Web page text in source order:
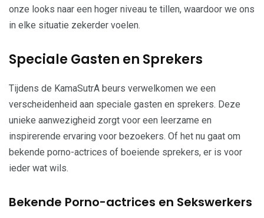
onze looks naar een hoger niveau te tillen, waardoor we ons
in elke situatie zekerder voelen.
Speciale Gasten en Sprekers
Tijdens de KamaSutrA beurs verwelkomen we een
verscheidenheid aan speciale gasten en sprekers. Deze
unieke aanwezigheid zorgt voor een leerzame en
inspirerende ervaring voor bezoekers. Of het nu gaat om
bekende porno-actrices of boeiende sprekers, er is voor
ieder wat wils.
Bekende Porno-actrices en Sekswerkers